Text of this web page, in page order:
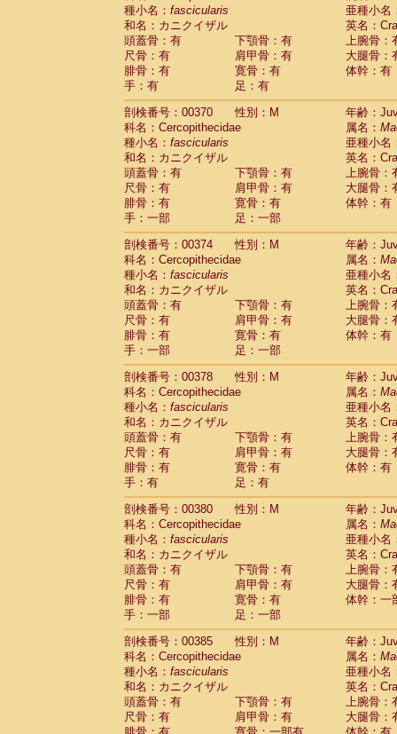
種小名： fascicularis
亜種小名
和名：カニクイザル
英名：
頭蓋骨：有
下顎骨：有
上腕骨：
尺骨：有
肩甲骨：有
大腿骨：
腓骨：有
寛骨：有
体幹：有
手：有
足：有
剖検番号：00370
性別：M
年齢：
科名：Cercopithecidae
属名：
種小名： fascicularis
亜種小名
和名：カニクイザル
英名：
頭蓋骨：有
下顎骨：有
上腕骨：
尺骨：有
肩甲骨：有
大腿骨：
腓骨：有
寛骨：有
体幹：有
手：一部
足：一部
剖検番号：00374
性別：M
年齢：
科名：Cercopithecidae
属名：
種小名： fascicularis
亜種小名
和名：カニクイザル
英名：
頭蓋骨：有
下顎骨：有
上腕骨：
尺骨：有
肩甲骨：有
大腿骨：
腓骨：有
寛骨：有
体幹：有
手：一部
足：一部
剖検番号：00378
性別：M
年齢：
科名：Cercopithecidae
属名：
種小名： fascicularis
亜種小名
和名：カニクイザル
英名：
頭蓋骨：有
下顎骨：有
上腕骨：
尺骨：有
肩甲骨：有
大腿骨：
腓骨：有
寛骨：有
体幹：有
手：有
足：有
剖検番号：00380
性別：M
年齢：
科名：Cercopithecidae
属名：
種小名： fascicularis
亜種小名
和名：カニクイザル
英名：
頭蓋骨：有
下顎骨：有
上腕骨：
尺骨：有
肩甲骨：有
大腿骨：
腓骨：有
寛骨：有
体幹：一
手：一部
足：一部
剖検番号：00385
性別：M
年齢：
科名：Cercopithecidae
属名：
種小名： fascicularis
亜種小名
和名：カニクイザル
英名：
頭蓋骨：有
下顎骨：有
上腕骨：
尺骨：有
肩甲骨：有
大腿骨：